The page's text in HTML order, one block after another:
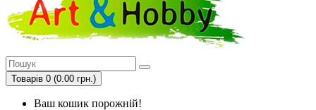
Товарів 0 (0.00 грн.)
Ваш кошик порожній!